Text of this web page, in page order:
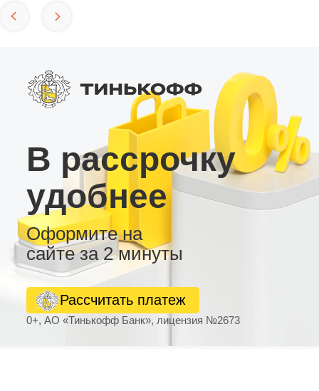
В рассрочку
удобнее
Оформите на
сайте за 2 минуты
0+, АО «Тинькофф Банк», лицензия №2673
Рассчитать платеж